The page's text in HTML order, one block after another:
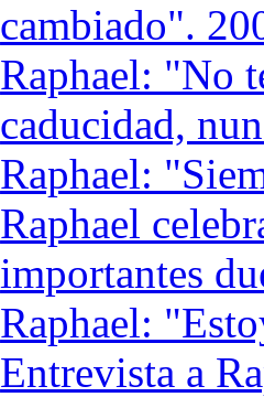
cambiado".
Raphael: "No
caducidad,
Raphael:
Raphael
importantes
Raphael:
Entrevista a